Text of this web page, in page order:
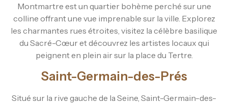
Montmartre est un quartier bohème perché sur une
colline offrant une vue imprenable sur la ville. Explorez
les charmantes rues étroites, visitez la célèbre basilique
du Sacré-Cœur et découvrez les artistes locaux qui
peignent en plein air sur la place du Tertre.
Saint-Germain-des-Prés
Situé sur la rive gauche de la Seine, Saint-Germain-des-